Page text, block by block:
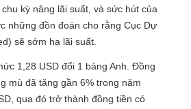
kỳ nâng lãi suất, và sức hút của
những đồn đoán cho rằng Cục Dự
sẽ sớm hạ lãi suất.
1,28 USD đổi 1 bảng Anh. Đồng
mù đã tăng gần 6% trong năm
qua đó trở thành đồng tiền có